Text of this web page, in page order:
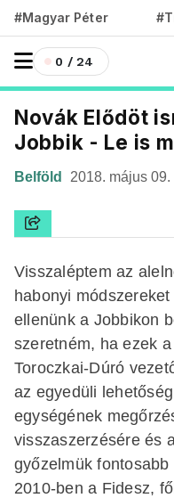
#Magyar Péter
0 / 24
Novák Elődöt
Jobbik - Le is
Belföld 2018. május 09.
Visszaléptem az
habonyi
ellenünk a Jobbikon
szeretném, ha ezek
Toroczkai-Dúró
az egyedüli
egységének
visszaszerzésére és
győzelmük
2010-ben a Fidesz,